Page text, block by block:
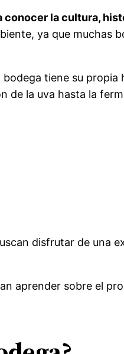
conocer la cultura,
ya que muchas
tiene su
de la uva hasta la
disfrutar de una
aprender sobre el